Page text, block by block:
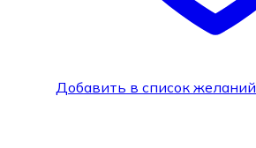
Добавить в список желаний